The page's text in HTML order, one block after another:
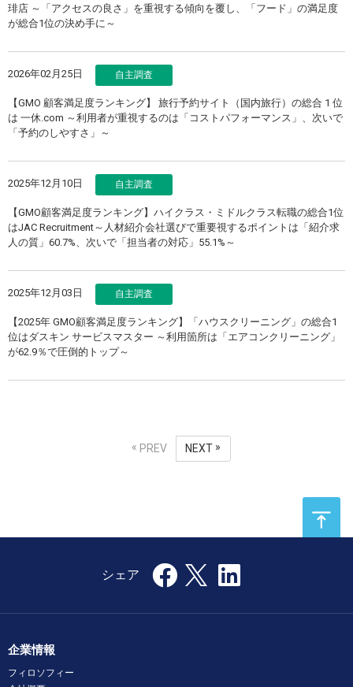
琲店 ～「アクセスの良さ」を重視する傾向を覆し、「フード」の満足度
が総合1位の決め手に～
2026年02月25日 自主調査
【GMO 顧客満足度ランキング】 旅行予約サイト（国内旅行）の総合 1 位
は 一休.com ～利用者が重視するのは「コストパフォーマンス」、次いで
「予約のしやすさ」～
2025年12月10日 自主調査
【GMO顧客満足度ランキング】ハイクラス・ミドルクラス転職の総合1位
はJAC Recruitment～人材紹介会社選びで重要視するポイントは「紹介求
人の質」60.7%、次いで「担当者の対応」55.1%～
2025年12月03日 自主調査
【2025年 GMO顧客満足度ランキング】「ハウスクリーニング」の総合1
位はダスキン サービスマスター ～利用箇所は「エアコンクリーニング」
が62.9％で圧倒的トップ～
PREV NEXT
企業情報
フィロソフィー